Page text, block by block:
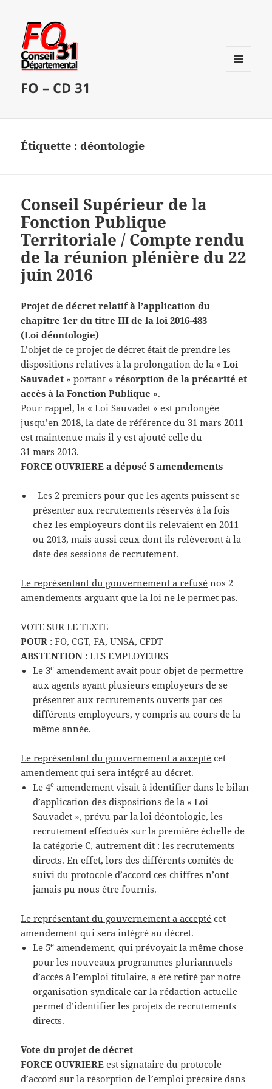
FO – CD 31
Étiquette :déontologie
Conseil Supérieur de la
Fonction Publique
Territoriale / Compte rendu
de la réunion plénière du 22
juin 2016
Projet de décret relatif à l’application du
chapitre 1er du titre III de la loi 2016-483
(Loi déontologie)
L’objet de ce projet de décret était de prendre les
dispositions relatives à la prolongation de la «Loi
Sauvadet » portant «résorption de la précarité et
accès à la Fonction Publique ».
Pour rappel, la « Loi Sauvadet » est prolongée
jusqu’en 2018, la date de référence du 31 mars 2011
est maintenue mais il y est ajouté celle du
31 mars 2013.
FORCE OUVRIERE a déposé 5 amendements
Les 2 premiers pour que les agents puissent se
présenter aux recrutements réservés à la fois
chez les employeurs dont ils relevaient en 2011
ou 2013, mais aussi ceux dont ils relèveront à la
date des sessions de recrutement.
Le représentant du gouvernement a refusé nos 2
amendements arguant que la loi ne le permet pas.
VOTE SUR LE TEXTE
POUR : FO, CGT, FA, UNSA, CFDT
ABSTENTION : LES EMPLOYEURS
Le 3e amendement avait pour objet de permettre
aux agents ayant plusieurs employeurs de se
présenter aux recrutements ouverts par ces
différents employeurs, y compris au cours de la
même année.
Le représentant du gouvernement a accepté cet
amendement qui sera intégré au décret.
Le 4e amendement visait à identifier dans le bilan
d’application des dispositions de la « Loi
Sauvadet », prévu par la loi déontologie, les
recrutement effectués sur la première échelle de
la catégorie C, autrement dit : les recrutements
directs. En effet, lors des différents comités de
suivi du protocole d’accord ces chiffres n’ont
jamais pu nous être fournis.
Le représentant du gouvernement a accepté cet
amendement qui sera intégré au décret.
Le 5e amendement, qui prévoyait la même chose
pour les nouveaux programmes pluriannuels
d’accès à l’emploi titulaire, a été retiré par notre
organisation syndicale car la rédaction actuelle
permet d’identifier les projets de recrutements
directs.
Vote du projet de décret
FORCE OUVRIERE est signataire du protocole
d’accord sur la résorption de l’emploi précaire dans